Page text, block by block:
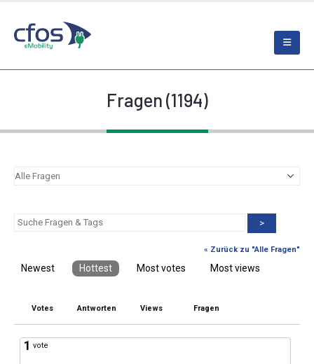
Fragen (1194)
>
« Zurück zu "Alle Fragen"
Newest Hottest Most votes Most views
Votes Antworten Views Fragen
1 vote